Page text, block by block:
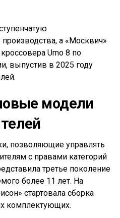
а «Москвич»
Umo 8 по
выпустив в 2025 году
модели
позволяющие управлять
с правами категорий
третье поколение
более 11 лет. На
стартовала сборка
комплектующих.